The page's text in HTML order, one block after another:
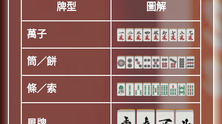
牌型 圖解
萬子
筒／餅
條／索